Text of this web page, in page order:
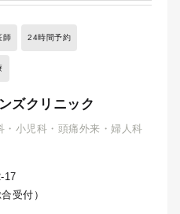
師 24時間予約
ズクリニック
小児科・頭痛外来・婦人科
17
受付）